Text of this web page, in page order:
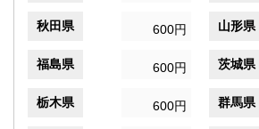
秋田県 600円 山形県
福島県 600円 茨城県
栃木県 600円 群馬県